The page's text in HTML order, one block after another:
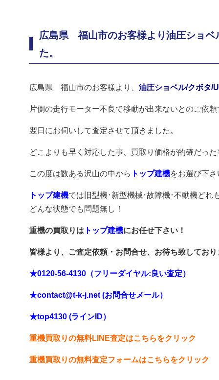
広島県 福山市のお客様より油圧ショベ
た。
広島県 福山市のお客様より、 油圧ショベル/クボタ/
片側の走行モーター不良で移動が出来ないとのご依
翌日にお伺いして査定させて頂きました。
どこよりも早く対応した事、買取り価格が的確だった
この度は数ある沢山の中から トップ建機をお選び下
トップ建機では旧型機･新型機械･故障機･不動機どれ
どんな状態でも問題無し！
重機の買取りは トップ建機にお任せ下さい！
皆様より、ご査定依頼・お問合せ、お待ち致しており
★0120-56-4130（フリーダイヤル:良い査定）
★contact@t-k-j.net (お問合せメール）
★top4130 (ラインID）
重機買取りの無料LINE査定はこちらをクリック
重機買取りの無料査定フォームはこちらをクリック